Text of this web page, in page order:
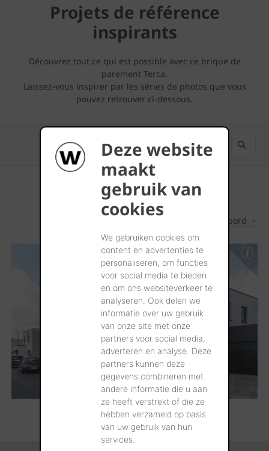
Deze website
maakt
gebruik van
cookies
We gebruiken cookies om
content en advertenties te
personaliseren, om functies
voor social media te bieden
en om ons websiteverkeer te
analyseren. Ook delen we
informatie over uw gebruik
van onze site met onze
partners voor social media,
adverteren en analyse. Deze
partners kunnen deze
gegevens combineren met
andere informatie die u aan
ze heeft verstrekt of die ze
hebben verzameld op basis
van uw gebruik van hun
services.
Projets de référence
inspirants
Découvrez tout ce qui est possible avec ce brique de
parement Terca.
Laissez-vous inspirer par les séries de photos que vous
pouvez retrouver ci-dessous.
Les plus récents d'abord